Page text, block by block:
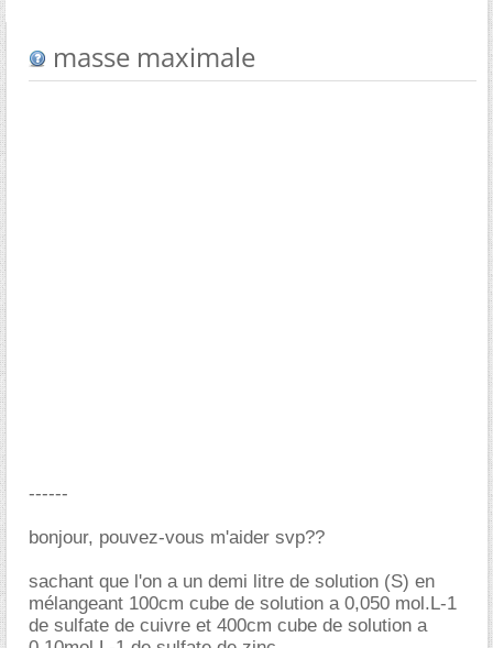
masse maximale
------
bonjour, pouvez-vous m'aider svp??
sachant que l'on a un demi litre de solution (S) en
mélangeant 100cm cube de solution a 0,050 mol.L-1
de sulfate de cuivre et 400cm cube de solution a